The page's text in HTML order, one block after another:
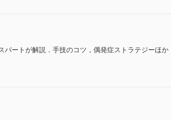
ートが解説．手技のコツ，偶発症ストラテジーほ